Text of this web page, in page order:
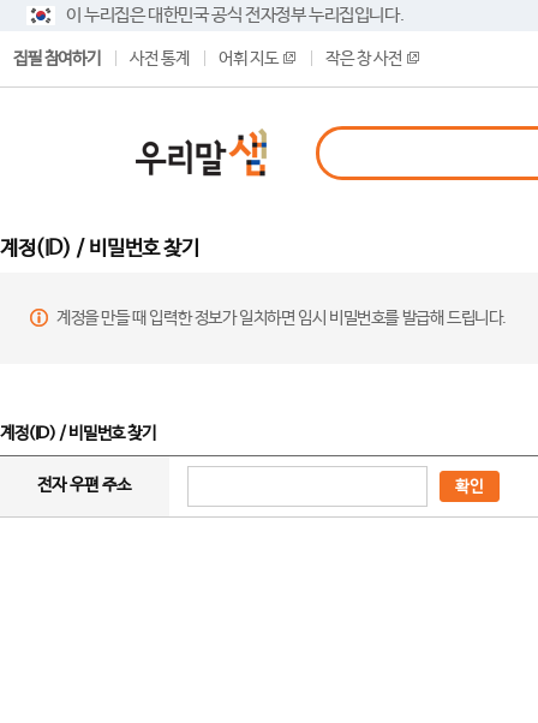
이 누리집은 대한민국 공식 전자정부 누리집입니다.
집필 참여하기 사전 통계 어휘 지도 작은 창 사전
계정(ID) / 비밀번호 찾기
계정을 만들 때 입력한 정보가 일치하면 임시 비밀번호를 발급해 드립니다.
계정(ID) / 비밀번호 찾기
전자 우편 주소 확인